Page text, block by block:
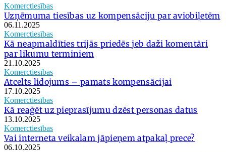
Komerctiesības
Uzņēmuma tiesības uz kompensāciju par aviobiļetēm
06.11.2025
Komerctiesības
Kā neapmaldīties trijās priedēs jeb daži komentāri
par likumu terminiem
21.10.2025
Komerctiesības
Atcelts lidojums – pamats kompensācijai
17.10.2025
Komerctiesības
Kā reaģēt uz pieprasījumu dzēst personas datus
13.10.2025
Komerctiesības
Vai interneta veikalam jāpieņem atpakaļ prece?
06.10.2025